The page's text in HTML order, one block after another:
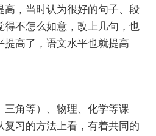
高，当时认为很好的句子、段
得不怎么如意，改上几句，也
提高了，语文水平也就提高
角等）、物理、化学等课
复习的方法上看，有着共同的